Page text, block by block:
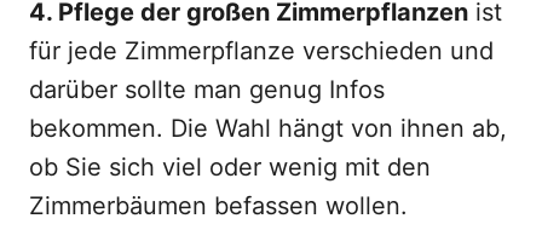
4. Pflege der großen Zimmerpflanzen ist
für jede Zimmerpflanze verschieden und
darüber sollte man genug Infos
bekommen. Die Wahl hängt von ihnen ab,
ob Sie sich viel oder wenig mit den
Zimmerbäumen befassen wollen.